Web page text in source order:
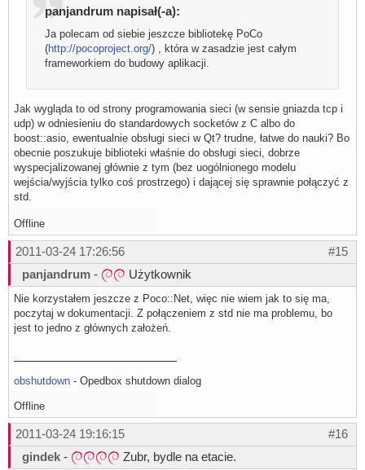
panjandrum napisał(-a):
Ja polecam od siebie jeszcze bibliotekę PoCo
(http://pocoproject.org/) , która w zasadzie jest całym
frameworkiem do budowy aplikacji.
Jak wygląda to od strony programowania sieci (w sensie gniazda tcp i
udp) w odniesieniu do standardowych socketów z C albo do
boost::asio, ewentualnie obsługi sieci w Qt? trudne, łatwe do nauki? Bo
obecnie poszukuje biblioteki właśnie do obsługi sieci, dobrze
wyspecjalizowanej głównie z tym (bez uogólnionego modelu
wejścia/wyjścia tylko coś prostrzego) i dającej się sprawnie połączyć z
std.
Offline
#15
2011-03-24 17:26:56
panjandrum - Użytkownik
Nie korzystałem jeszcze z Poco::Net, więc nie wiem jak to się ma,
poczytaj w dokumentacji. Z połączeniem z std nie ma problemu, bo
jest to jedno z głównych założeń.
obshutdown - Opedbox shutdown dialog
Offline
#16
2011-03-24 19:16:15
gindek - Zubr, bydle na etacie.